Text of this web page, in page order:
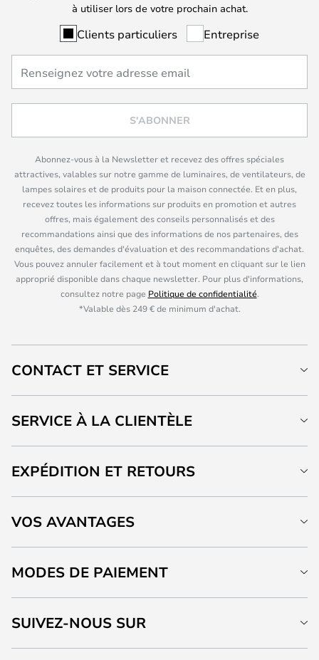
à utiliser lors de votre prochain achat.
Clients particuliers Entreprise
S'ABONNER
Abonnez-vous à la Newsletter et recevez des offres spéciales
attractives, valables sur notre gamme de luminaires, de ventilateurs, de
lampes solaires et de produits pour la maison connectée. Et en plus,
recevez toutes les informations sur produits en promotion et autres
offres, mais également des conseils personnalisés et des
recommandations ainsi que des informations de nos partenaires, des
enquêtes, des demandes d'évaluation et des recommandations d'achat.
Vous pouvez annuler facilement et à tout moment en cliquant sur le lien
approprié disponible dans chaque newsletter. Pour plus d'informations,
consultez notre page Politique de confidentialité.
*Valable dès 249 € de minimum d'achat.
CONTACT ET SERVICE
SERVICE À LA CLIENTÈLE
EXPÉDITION ET RETOURS
VOS AVANTAGES
MODES DE PAIEMENT
SUIVEZ-NOUS SUR